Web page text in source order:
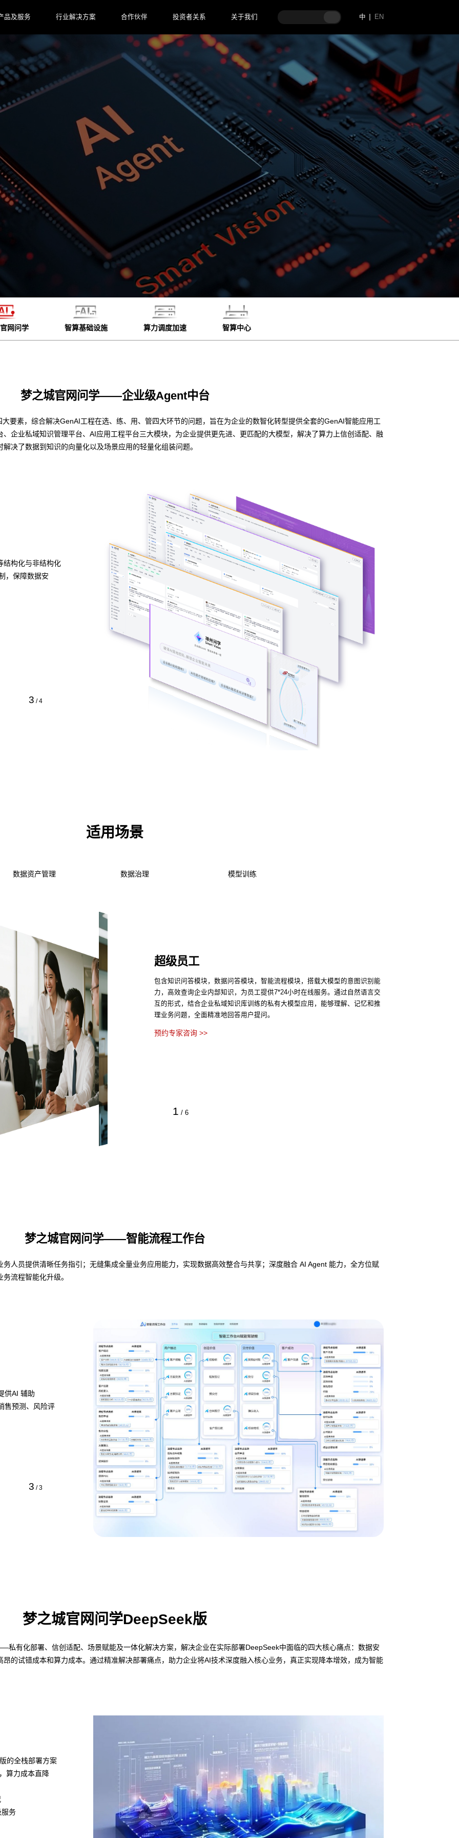
品及服务 行业解决方案 合作伙伴 投资者关系 关于我们 中 EN
网问学 智算基础设施 算力调度加速 智算中心
梦之城官网问学——企业级Agent中台
要素，综合解决GenAI工程在选、练、用、管四大环节的问题，旨在为企业的数智化转型提供全套的GenAI智能应用工
企业私域知识管理平台、AI应用工程平台三大模块，为企业提供更先进、更匹配的大模型，解决了算力上信创适配、融
决了数据到知识的向量化以及场景应用的轻量化组装问题。
用开发模式，无
业级应用场景模
异构算力统一纳管
模型算力全面优化
梦之城官网问学支持信创/非信创、多品牌CPU与GPU异构多端算力
的统一管理，解决大模型算力技术瓶颈，可根据模型、芯片类型，弹
性调度，提高关键核心算力GPU使用效率。
预约专家咨询 >>
4 /4
适用场景
智能标审 AI for BI 数据资产管理
1 / 6
超级员工
包含知识问答模块，数据问答模块，智能流程模块，搭载大模型的意图识别能
力，高效查询企业内部知识，为员工提供7*24小时在线服务。通过自然语言交
互的形式，结合企业私域知识库训练的私有大模型应用，能够理解、记忆和推
理业务问题，全面精准地回答用户提问。
预约专家咨询 >>
梦之城官网问学——智能流程工作台
人员提供清晰任务指引；无缝集成全量业务应用能力，实现数据高效整合与共享；深度融合 AI Agent 能力，全方位赋
流程智能化升级。
晰展示流程的各
1 /3
梦之城官网问学DeepSeek版
有化部署、信创适配、场景赋能及一体化解决方案，解决企业在实际部署DeepSeek中面临的四大核心痛点：数据安
的试错成本和算力成本。通过精准解决部署痛点，助力企业将AI技术深度融入核心业务，真正实现降本增效，成为智能
的全栈部署方案
算力成本直降
服务